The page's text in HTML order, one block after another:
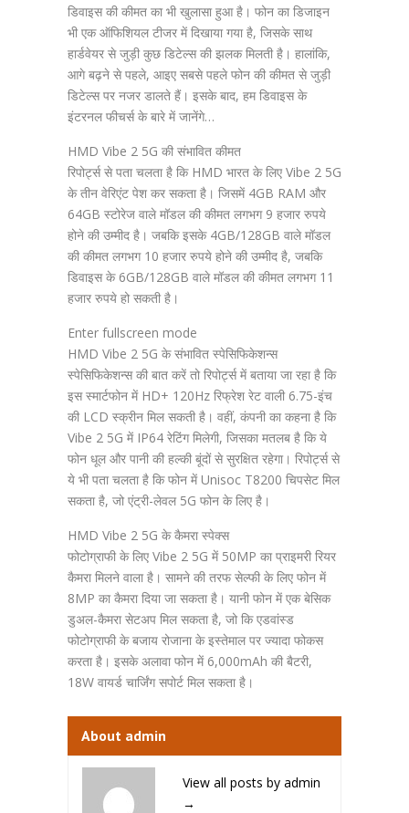
डिवाइस की कीमत का भी खुलासा हुआ है। फोन का डिजाइन
भी एक ऑफिशियल टीजर में दिखाया गया है, जिसके साथ
हार्डवेयर से जुड़ी कुछ डिटेल्स की झलक मिलती है। हालांकि,
आगे बढ़ने से पहले, आइए सबसे पहले फोन की कीमत से जुड़ी
डिटेल्स पर नजर डालते हैं। इसके बाद, हम डिवाइस के
इंटरनल फीचर्स के बारे में जानेंगे…
HMD Vibe 2 5G की संभावित कीमत
रिपोर्ट्स से पता चलता है कि HMD भारत के लिए Vibe 2 5G
के तीन वेरिएंट पेश कर सकता है। जिसमें 4GB RAM और
64GB स्टोरेज वाले मॉडल की कीमत लगभग 9 हजार रुपये
होने की उम्मीद है। जबकि इसके 4GB/128GB वाले मॉडल
की कीमत लगभग 10 हजार रुपये होने की उम्मीद है, जबकि
डिवाइस के 6GB/128GB वाले मॉडल की कीमत लगभग 11
हजार रुपये हो सकती है।
Enter fullscreen mode
HMD Vibe 2 5G के संभावित स्पेसिफिकेशन्स
स्पेसिफिकेशन्स की बात करें तो रिपोर्ट्स में बताया जा रहा है कि
इस स्मार्टफोन में HD+ 120Hz रिफ्रेश रेट वाली 6.75-इंच
की LCD स्क्रीन मिल सकती है। वहीं, कंपनी का कहना है कि
Vibe 2 5G में IP64 रेटिंग मिलेगी, जिसका मतलब है कि ये
फोन धूल और पानी की हल्की बूंदों से सुरक्षित रहेगा। रिपोर्ट्स से
ये भी पता चलता है कि फोन में Unisoc T8200 चिपसेट मिल
सकता है, जो एंट्री-लेवल 5G फोन के लिए है।
HMD Vibe 2 5G के कैमरा स्पेक्स
फोटोग्राफी के लिए Vibe 2 5G में 50MP का प्राइमरी रियर
कैमरा मिलने वाला है। सामने की तरफ सेल्फी के लिए फोन में
8MP का कैमरा दिया जा सकता है। यानी फोन में एक बेसिक
डुअल-कैमरा सेटअप मिल सकता है, जो कि एडवांस्ड
फोटोग्राफी के बजाय रोजाना के इस्तेमाल पर ज्यादा फोकस
करता है। इसके अलावा फोन में 6,000mAh की बैटरी,
18W वायर्ड चार्जिंग सपोर्ट मिल सकता है।
About admin
View all posts by admin
→